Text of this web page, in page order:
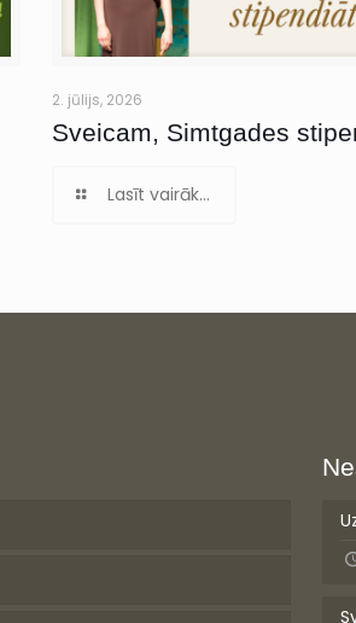
2. jūlijs, 2026
Sveicam, Simtgades
Lasīt vairāk...